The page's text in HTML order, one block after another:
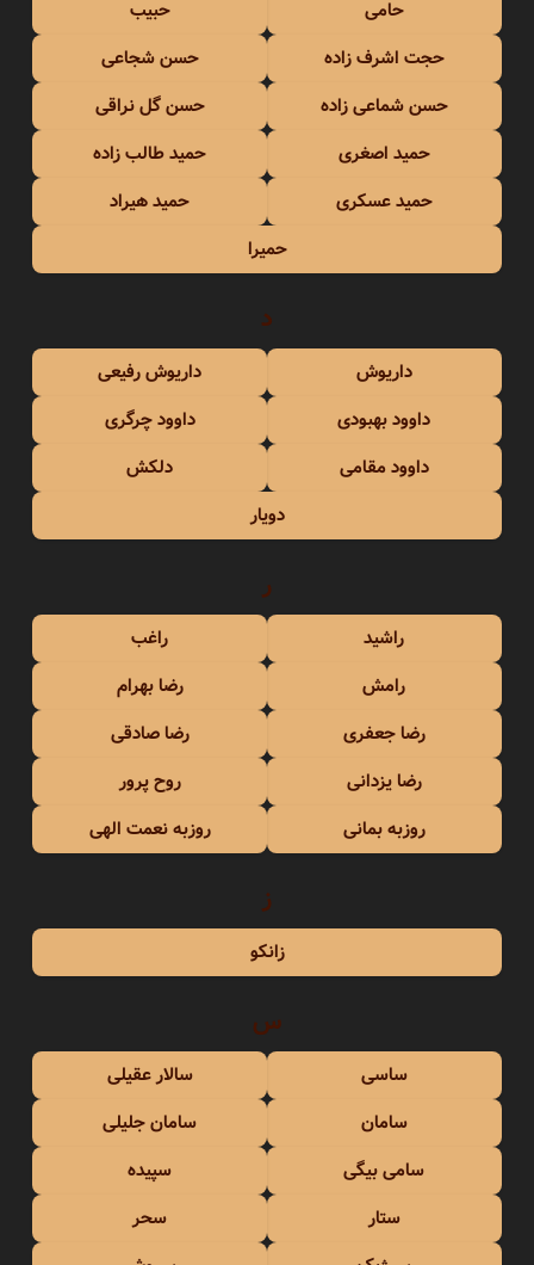
حامی
حبیب
حجت اشرف زاده
حسن شجاعی
حسن شماعی زاده
حسن گل نراقی
حمید اصغری
حمید طالب زاده
حمید عسکری
حمید هیراد
حمیرا
د
داریوش
داریوش رفیعی
داوود بهبودی
داوود چرگری
داوود مقامی
دلکش
دویار
ر
راشید
راغب
رامش
رضا بهرام
رضا جعفری
رضا صادقی
رضا یزدانی
روح پرور
روزبه بمانی
روزبه نعمت الهی
ز
زانکو
س
ساسی
سالار عقیلی
سامان
سامان جلیلی
سامی بیگی
سپیده
ستار
سحر